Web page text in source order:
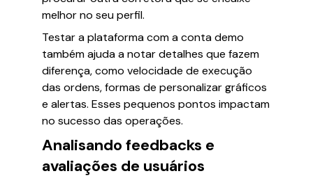
melhor no seu perfil.
Testar a plataforma com a conta demo
também ajuda a notar detalhes que fazem
diferença, como velocidade de execução
das ordens, formas de personalizar gráficos
e alertas. Esses pequenos pontos impactam
no sucesso das operações.
Analisando feedbacks e
avaliações de usuários